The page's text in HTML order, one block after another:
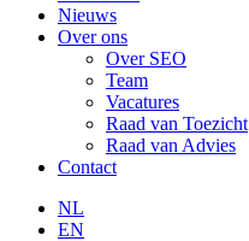
Nieuws
Over ons
Over SEO
Team
Vacatures
Raad van Toezicht
Raad van Advies
Contact
NL
EN